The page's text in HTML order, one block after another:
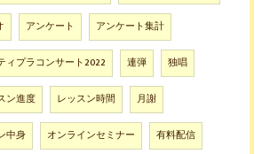
アンケート アンケート集計
ィプラコンサート2022 連弾 独唱
ン進度 レッスン時間 月謝
中身 オンラインセミナー 有料配信